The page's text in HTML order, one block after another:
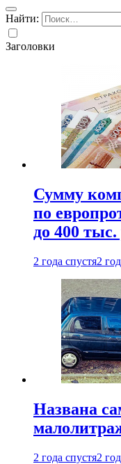
Найти:
Заголовки
Сумму
по
до 400 тыс.
2 года спустя2
Названа
2 года спустя2